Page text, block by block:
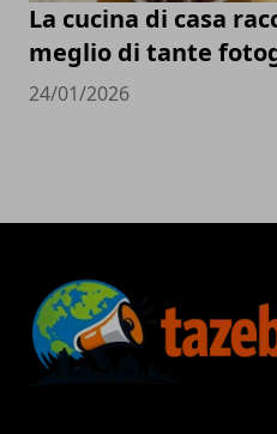
La cucina di casa
meglio di tante
24/01/2026